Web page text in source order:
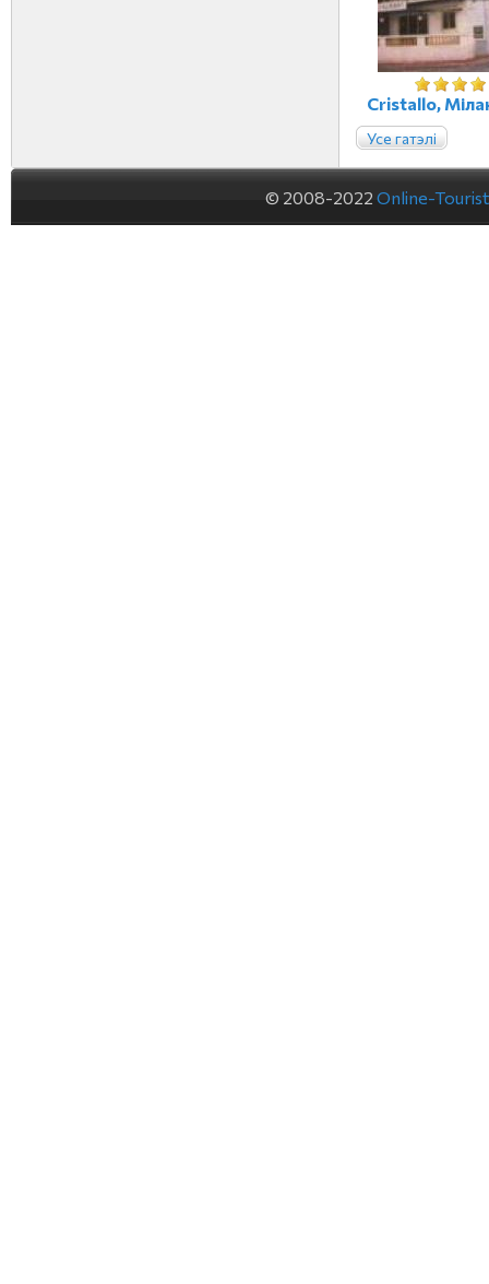
Cristallo,
Усе гатэлі
© 2008-2022 Online-